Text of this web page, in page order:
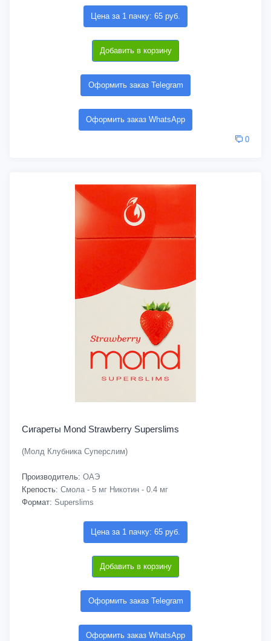
Цена за 1 пачку: 65 руб.
Добавить в корзину
Оформить заказ Telegram
Оформить заказ WhatsApp
0
Сигареты Mond Strawberry Superslims
(Молд Клубника Суперслим)
Производитель: ОАЭ
Крепость: Смола - 5 мг Никотин - 0.4 мг
Формат: Superslims
Цена за 1 пачку: 65 руб.
Добавить в корзину
Оформить заказ Telegram
Оформить заказ WhatsApp